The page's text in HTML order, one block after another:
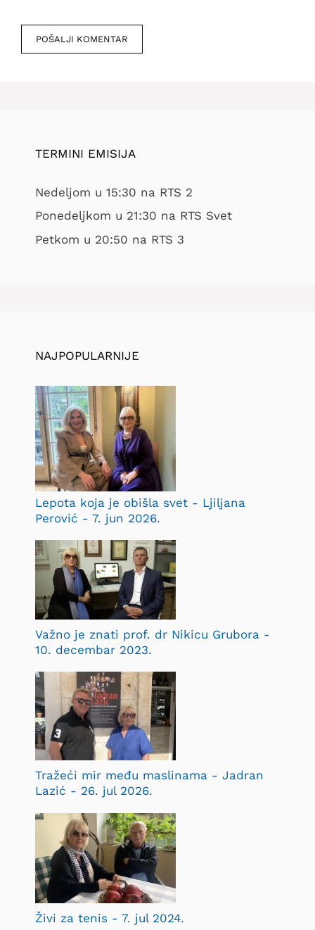
mesto
TERMINI EMISIJA
Nedeljom u 15:30 na RTS 2
Ponedeljkom u 21:30 na RTS Svet
Petkom u 20:50 na RTS 3
NAJPOPULARNIJE
Lepota koja je obišla svet - Ljiljana
Perović - 7. jun 2026.
Važno je znati prof. dr Nikicu Grubora -
10. decembar 2023.
Tražeći mir među maslinama - Jadran
Lazić - 26. jul 2026.
Živi za tenis - 7. jul 2024.